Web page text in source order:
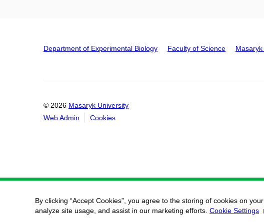
Department of Experimental Biology Faculty of Science
© 2026 Masaryk University
Web Admin
Cookies
By clicking “Accept Cookies”, you agree to the storing of cookies on
analyze site usage, and assist in our marketing efforts. Cookie Settings